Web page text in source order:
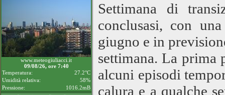
www.meteogiuliacci.it
09/08/26, ore 7:40
Temperatura:
27.2°C
Umidità relativa:
58%
Pressione:
1016.2mB
Settimana di
conclusasi, con
giugno e in
settimana. La prima
alcuni episodi
calura e a qualche